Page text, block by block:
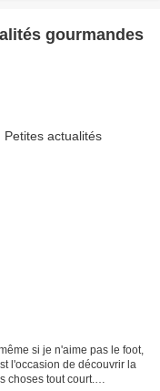
gourmandes
si je n'aime pas le foot,
l'occasion de découvrir la
choses tout court.